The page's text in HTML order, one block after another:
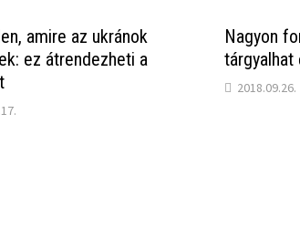
amire az ukránok
ez átrendezheti a
Nagyon
tárgyalhat
2018.09.26.